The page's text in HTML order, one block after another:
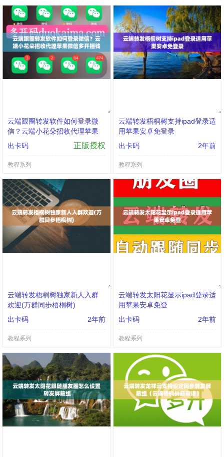
云端跟圈转发软件如何登录微
信？云端小花朵招收代理苹果
微信多开摇钱树兑换授权
出卡码 正版授权
教程系列
云端转发梧桐树支持ipad登录适
用苹果安卓免登录
出卡码
2年前
教程系列
云端转发梧桐树独家新人入群
欢迎(万群同步梧桐树)
出卡码
2年前
教程系列
云端转发太阳花显示ipad登录适
用苹果安卓免登
出卡码
2年前
教程系列